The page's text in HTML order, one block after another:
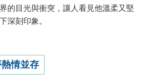
的目光與衝突，讓人看見他溫柔又堅
深刻印象。
情並存